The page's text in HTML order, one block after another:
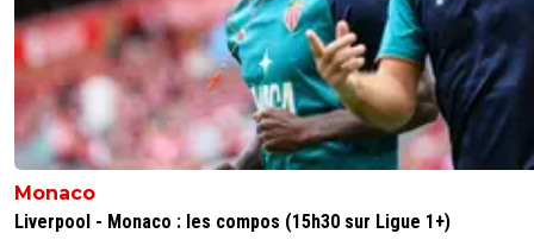
Monaco
Liverpool - Monaco : les compos (15h30 sur Ligue 1+)